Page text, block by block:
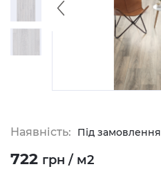
Наявність: Під замовлення
722 грн / м2